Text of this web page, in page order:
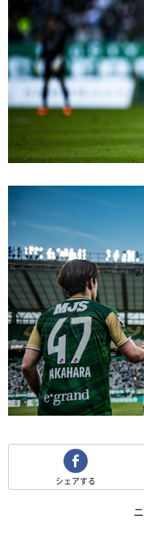
シェアする